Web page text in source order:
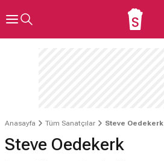
Anasayfa Tüm Sanatçılar Steve Oedekerk
Steve Oedekerk